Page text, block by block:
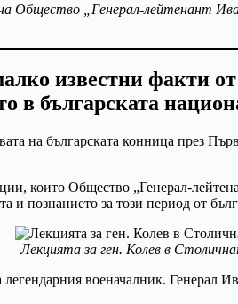
Общество „Генерал-лейтенант
известни факти
в българската
на българската конница през
които Общество „Генерал-
познанието за този период от
Лекцията за ген. Колев в
военачалник. Генерал